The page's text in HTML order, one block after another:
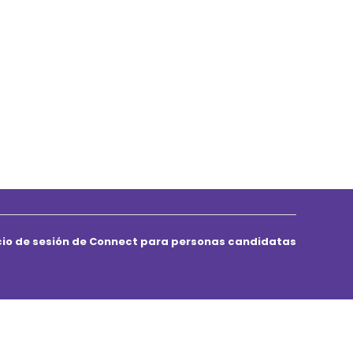
de sesión de Connect para personas candidatas